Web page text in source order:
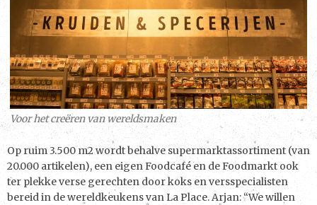
Voor het creëren van wereldsmaken
Op ruim 3.500 m2 wordt behalve supermarktassortiment (van
20.000 artikelen), een eigen Foodcafé en de Foodmarkt ook
ter plekke verse gerechten door koks en versspecialisten
bereid in de wereldkeukens van La Place. Arjan: “We willen